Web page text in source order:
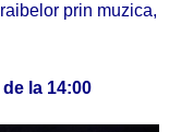
prin muzica,
la 14:00